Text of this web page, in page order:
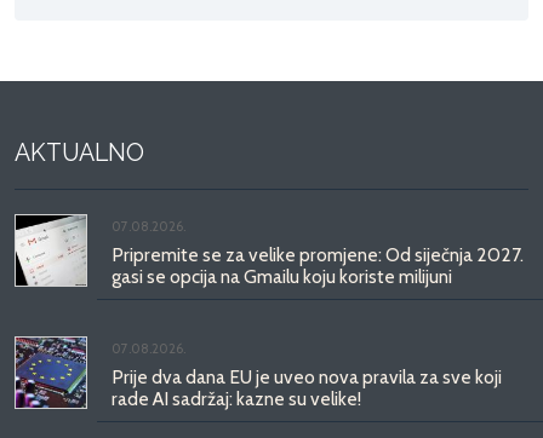
AKTUALNO
07.08.2026.
Pripremite se za velike promjene: Od siječnja 2027.
gasi se opcija na Gmailu koju koriste milijuni
07.08.2026.
Prije dva dana EU je uveo nova pravila za sve koji
rade AI sadržaj: kazne su velike!